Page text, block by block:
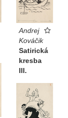
Andrej
Kováčik
Satirická
kresba
III.